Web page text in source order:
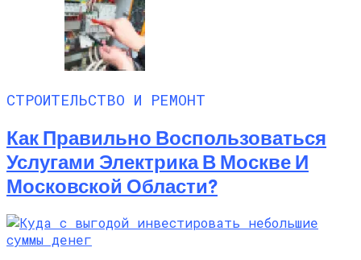
СТРОИТЕЛЬСТВО И РЕМОНТ
Как Правильно Воспользоваться
Услугами Электрика В Москве И
Московской Области?